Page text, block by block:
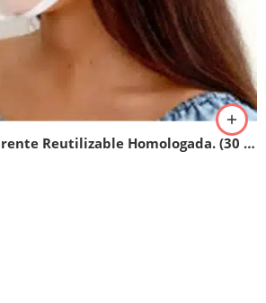
Mascarilla Transparente Reutilizable Homologada. (30 lavados)